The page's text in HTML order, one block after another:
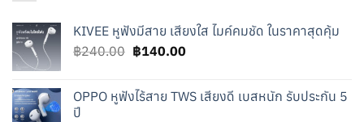
KIVEE หูฟังมีสาย เสียงใส ไมค์คมชัด ในราคาสุดคุ้ม
฿240.00 Original
฿240.00.
฿140.00Current
฿140.00.
OPPO หูฟังไร้สาย TWS เสียงดี เบสหนัก รับประกัน 5
ปี